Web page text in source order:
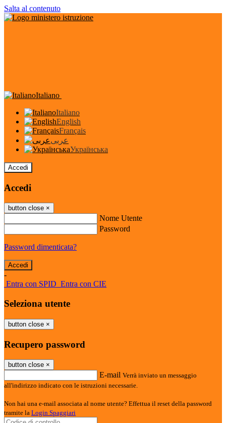
Salta al contenuto
Italiano
Italiano
English
Français
عربى
Українська
Accedi
Accedi
button close ×
Nome Utente
Password
Password dimenticata?
-
Entra con SPID Entra con CIE
Seleziona utente
button close ×
Recupero password
button close ×
E-mail Verrà inviato un messaggio
all'indirizzo indicato con le istruzioni necessarie.
Non hai una e-mail associata al nome utente? Effettua il reset della password
tramite la Login Spaggiari